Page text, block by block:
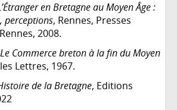
en Bretagne au Moyen Âge :
perceptions, Rennes, Presses
2008.
Le Commerce breton à la fin du Moyen
Lettres, 1967.
de la Bretagne, Editions